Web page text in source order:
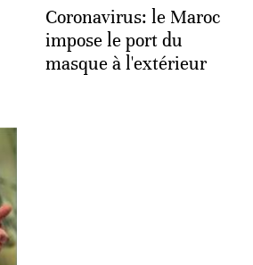
Coronavirus: le Maroc
impose le port du
masque à l'extérieur